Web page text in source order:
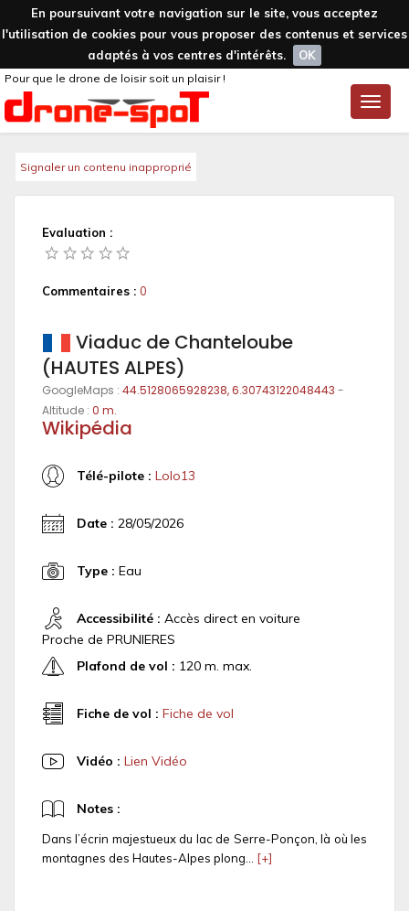
En poursuivant votre navigation sur le site, vous acceptez
l'utilisation de cookies pour vous proposer des contenus et services
adaptés à vos centres d'intérêts.
OK
Toggle
Pour que le drone de loisir soit un plaisir !
Signaler un contenu inapproprié
Evaluation :
Commentaires : 0
Viaduc de Chanteloube
(HAUTES ALPES)
GoogleMaps : 44.5128065928238, 6.30743122048443 -
Altitude : 0 m.
Wikipédia
Télé-pilote : Lolo13
Date : 28/05/2026
Type : Eau
Accessibilité : Accès direct en voiture
Proche de PRUNIERES
Plafond de vol : 120 m. max.
Fiche de vol : Fiche de vol
Vidéo : Lien Vidéo
Notes :
Dans l’écrin majestueux du lac de Serre-Ponçon, là où les
montagnes des Hautes-Alpes plong... [+]